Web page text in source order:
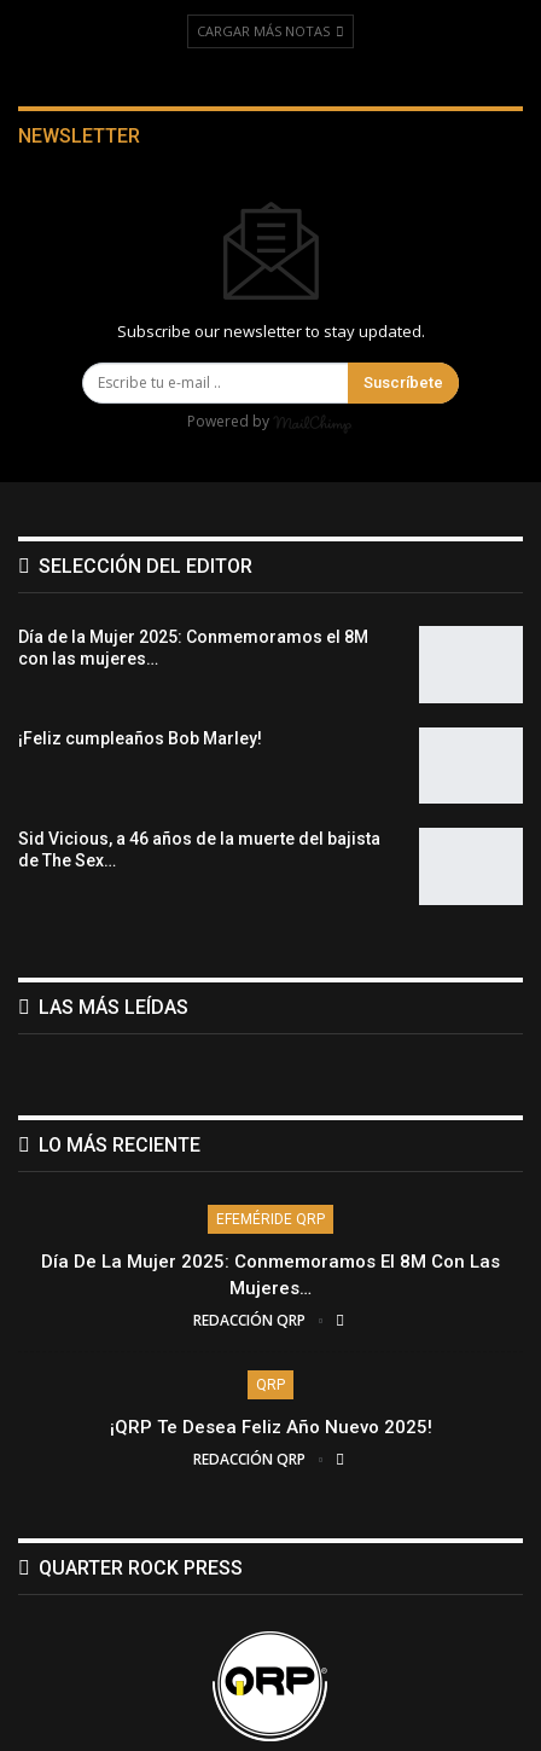
CARGAR MÁS NOTAS
NEWSLETTER
Subscribe our newsletter to stay updated.
Suscríbete
Powered by
SELECCIÓN DEL EDITOR
Día de la Mujer 2025: Conmemoramos el 8M
con las mujeres…
¡Feliz cumpleaños Bob Marley!
Sid Vicious, a 46 años de la muerte del bajista
de The Sex…
LAS MÁS LEÍDAS
LO MÁS RECIENTE
EFEMÉRIDE QRP
Día De La Mujer 2025: Conmemoramos El 8M Con Las
Mujeres…
REDACCIÓN QRP
QRP
¡QRP Te Desea Feliz Año Nuevo 2025!
REDACCIÓN QRP
QUARTER ROCK PRESS